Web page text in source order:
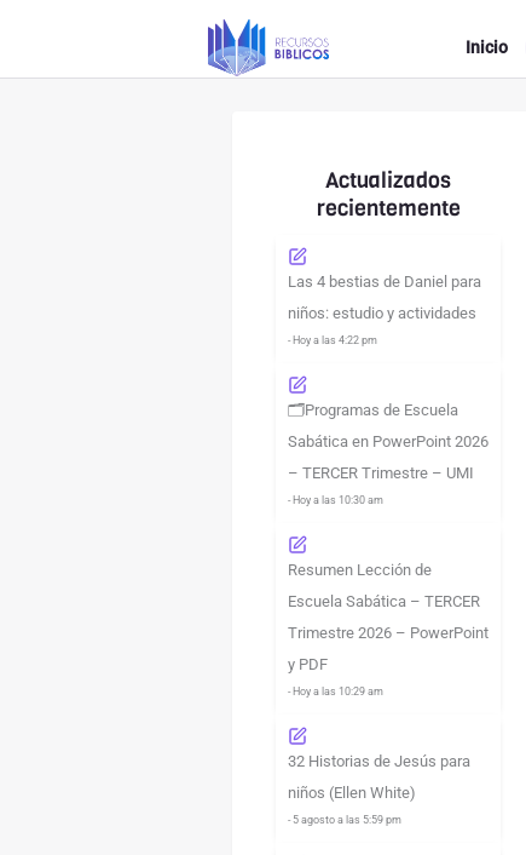
Inicio
Actualizados
recientemente
Las 4 bestias de Daniel para
niños: estudio y actividades
- Hoy a las 4:22 pm
🗂️Programas de Escuela
Sabática en PowerPoint 2026
– TERCER Trimestre – UMI
- Hoy a las 10:30 am
Resumen Lección de
Escuela Sabática – TERCER
Trimestre 2026 – PowerPoint
y PDF
- Hoy a las 10:29 am
32 Historias de Jesús para
niños (Ellen White)
- 5 agosto a las 5:59 pm